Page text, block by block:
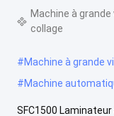
Machine à
collage
#Machine à grande
#Machine
SFC1500